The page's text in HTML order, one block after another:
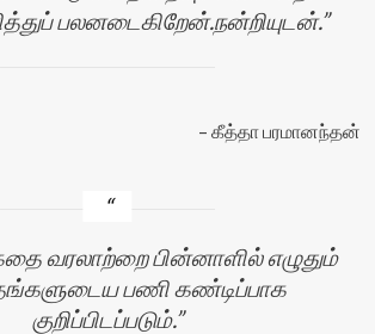
பலனடைகிறேன்.நன்றியுடன்.
கீத்தா பரமானந்தன்
வரலாற்றை பின்னாளில் எழுதும்
பணி கண்டிப்பாக
குறிப்பிடப்படும்.